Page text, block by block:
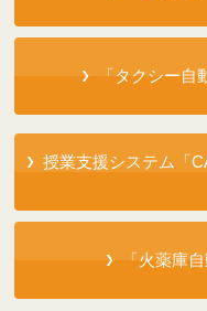
「タクシー
授業支援システム「
「火薬庫